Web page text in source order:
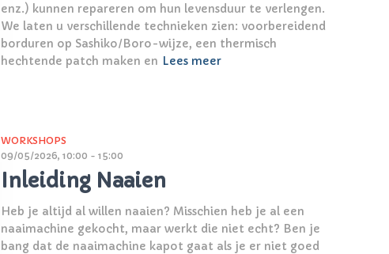
enz.) kunnen repareren om hun levensduur te verlengen.
We laten u verschillende technieken zien: voorbereidend
borduren op Sashiko/Boro-wijze, een thermisch
hechtende patch maken en Lees meer
WORKSHOPS
09/05/2026, 10:00 - 15:00
Inleiding Naaien
Heb je altijd al willen naaien? Misschien heb je al een
naaimachine gekocht, maar werkt die niet echt? Ben je
bang dat de naaimachine kapot gaat als je er niet goed